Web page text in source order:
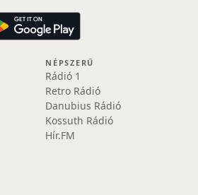
NÉPSZERŰ
Rádió 1
Retro Rádió
Danubius Rádió
Kossuth Rádió
Hír.FM